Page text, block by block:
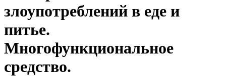
злоупотреблений в еде и
питье.
Многофункциональное
средство.